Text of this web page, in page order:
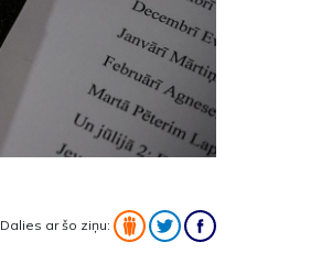
Dalies ar šo ziņu: